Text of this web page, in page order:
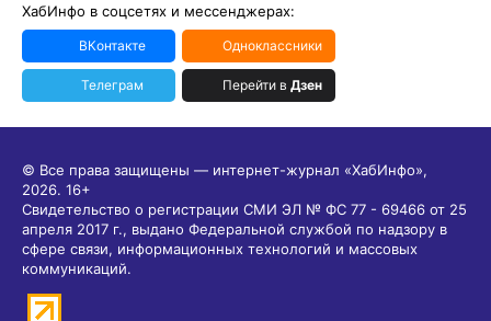
ХабИнфо в соцсетях и мессенджерах:
ВКонтакте Одноклассники
Телеграм Перейти в Дзен
© Все права защищены — интернет-журнал «ХабИнфо»,
2026. 16+
Свидетельство о регистрации СМИ ЭЛ № ФС 77 - 69466 от 25
апреля 2017 г., выдано Федеральной службой по надзору в
сфере связи, информационных технологий и массовых
коммуникаций.